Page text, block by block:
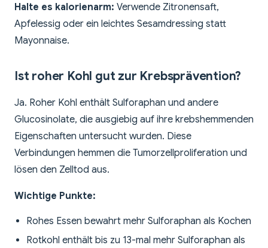
Halte es kalorienarm: Verwende Zitronensaft,
Apfelessig oder ein leichtes Sesamdressing statt
Mayonnaise.
Ist roher Kohl gut zur Krebsprävention?
Ja. Roher Kohl enthält Sulforaphan und andere
Glucosinolate, die ausgiebig auf ihre krebshemmenden
Eigenschaften untersucht wurden. Diese
Verbindungen hemmen die Tumorzellproliferation und
lösen den Zelltod aus.
Wichtige Punkte:
Rohes Essen bewahrt mehr Sulforaphan als Kochen
Rotkohl enthält bis zu 13-mal mehr Sulforaphan als